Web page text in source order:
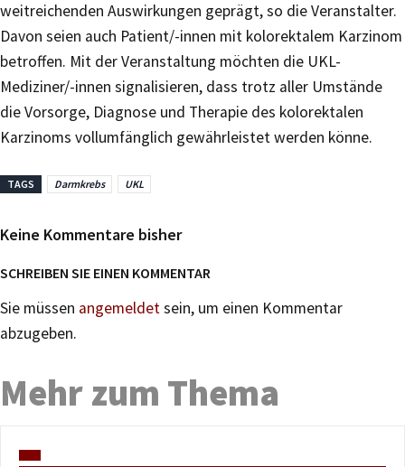
weitreichenden Auswirkungen geprägt, so die Veranstalter.
Davon seien auch Patient/-innen mit kolorektalem Karzinom
betroffen. Mit der Veranstaltung möchten die UKL-
Mediziner/-innen signalisieren, dass trotz aller Umstände
die Vorsorge, Diagnose und Therapie des kolorektalen
Karzinoms vollumfänglich gewährleistet werden könne.
TAGS Darmkrebs UKL
Keine Kommentare bisher
SCHREIBEN SIE EINEN KOMMENTAR
Sie müssen angemeldetsein, um einen Kommentar
abzugeben.
Mehr zum Thema